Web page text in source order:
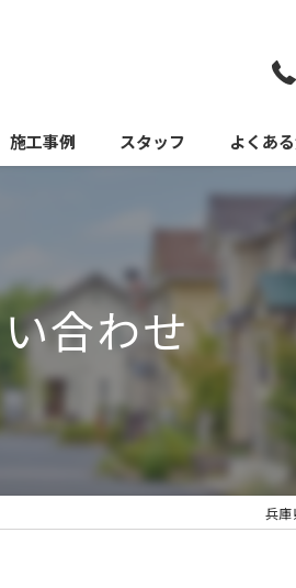
施工事例 スタッフ よくあ
合わせ
兵庫